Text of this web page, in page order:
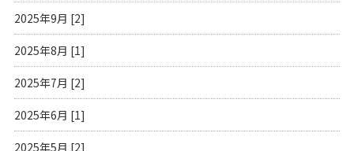
2025年9月 [2]
2025年8月 [1]
2025年7月 [2]
2025年6月 [1]
2025年5月 [2]